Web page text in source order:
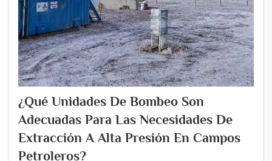
¿Qué Unidades De Bombeo Son
Adecuadas Para Las Necesidades De
Extracción A Alta Presión En Campos
Petroleros?